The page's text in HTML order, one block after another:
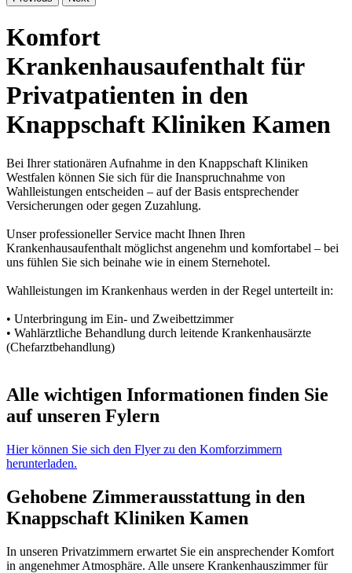
Komfort
Krankenhausaufenthalt für
Privatpatienten in den
Knappschaft Kliniken Kamen
Bei Ihrer stationären Aufnahme in den Knappschaft Kliniken
Westfalen können Sie sich für die Inanspruchnahme von
Wahlleistungen entscheiden – auf der Basis entsprechender
Versicherungen oder gegen Zuzahlung.
Unser professioneller Service macht Ihnen Ihren
Krankenhausaufenthalt möglichst angenehm und komfortabel – bei
uns fühlen Sie sich beinahe wie in einem Sternehotel.
Wahlleistungen im Krankenhaus werden in der Regel unterteilt in:
• Unterbringung im Ein- und Zweibettzimmer
• Wahlärztliche Behandlung durch leitende Krankenhausärzte
(Chefarztbehandlung)
Alle wichtigen Informationen finden Sie
auf unseren Fylern
Hier können Sie sich den Flyer zu den Komforzimmern
herunterladen.
Gehobene Zimmerausstattung in den
Knappschaft Kliniken Kamen
In unseren Privatzimmern erwartet Sie ein ansprechender Komfort
in angenehmer Atmosphäre. Alle unsere Krankenhauszimmer für